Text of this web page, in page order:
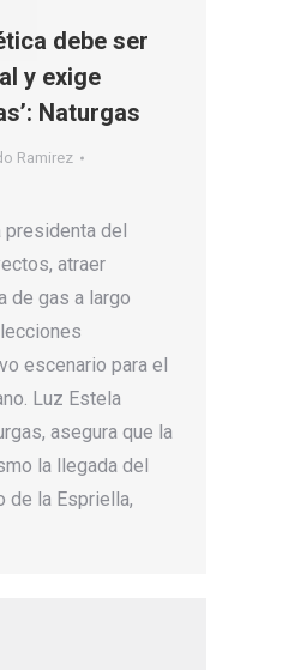
debe ser
y exige
Naturgas
Ramirez
presidenta del
atraer
de gas a largo
escenario para el
Luz Estela
asegura que la
la llegada del
de la Espriella,